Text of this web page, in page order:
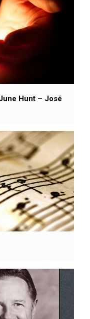
Hunt – José